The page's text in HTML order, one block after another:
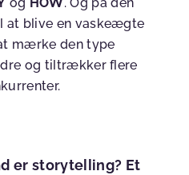
at blive en vaskeægte
mærke den type
og tiltrækker flere
er storytelling? Et